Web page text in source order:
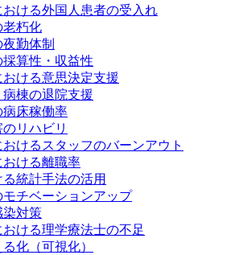
おける外国人患者の受入れ
老朽化
勤体制
算性・収益性
おける意思決定支援
棟の退院支援
病床稼働率
リハビリ
けるスタッフのバーンアウト
おける離職率
統計手法の活用
モチベーションアップ
染対策
ける理学療法士の不足
化（可視化）